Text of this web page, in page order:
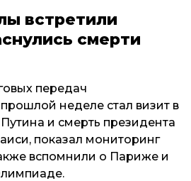
встретили
смерти
передач
неделе стал визит в
и смерть президента
показал мониторинг
вспомнили о Париже и